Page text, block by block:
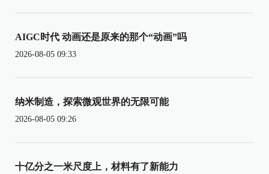
AIGC时代 动画还是原来的那个“动画”吗
2026-08-05 09:33
纳米制造，探索微观世界的无限可能
2026-08-05 09:26
十亿分之一米尺度上，材料有了新能力